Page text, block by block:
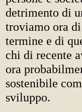
detrimento di
troviamo ora
termine e di
chi di recente
ora
sostenibile
sviluppo.